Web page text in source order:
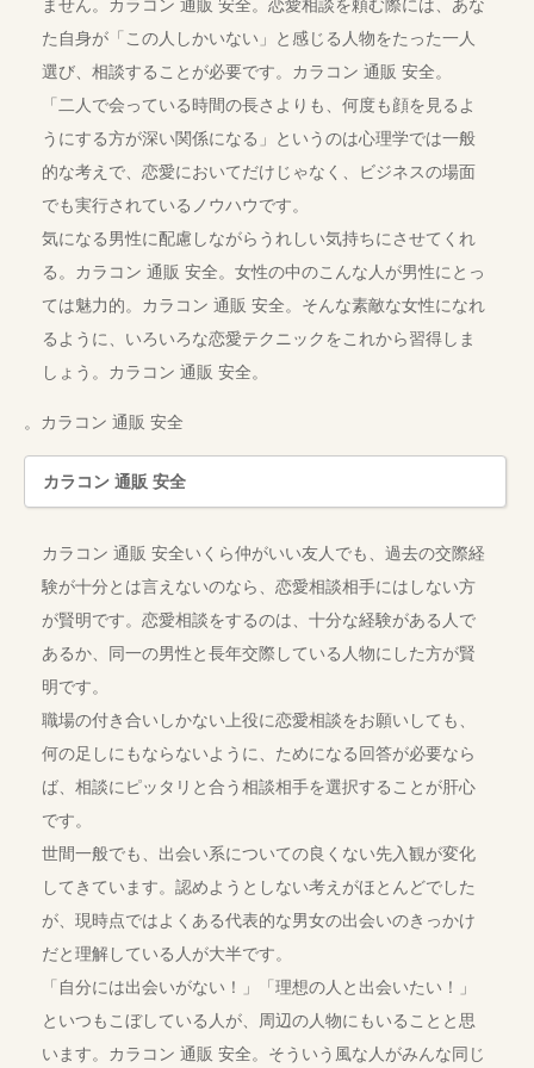
ません。カラコン 通販 安全。恋愛相談を頼む際には、あな
た自身が「この人しかいない」と感じる人物をたった一人
選び、相談することが必要です。カラコン 通販 安全。
「二人で会っている時間の長さよりも、何度も顔を見るよ
うにする方が深い関係になる」というのは心理学では一般
的な考えで、恋愛においてだけじゃなく、ビジネスの場面
でも実行されているノウハウです。
気になる男性に配慮しながらうれしい気持ちにさせてくれ
る。カラコン 通販 安全。女性の中のこんな人が男性にとっ
ては魅力的。カラコン 通販 安全。そんな素敵な女性になれ
るように、いろいろな恋愛テクニックをこれから習得しま
しょう。カラコン 通販 安全。
。カラコン 通販 安全
カラコン 通販 安全
カラコン 通販 安全いくら仲がいい友人でも、過去の交際経
験が十分とは言えないのなら、恋愛相談相手にはしない方
が賢明です。恋愛相談をするのは、十分な経験がある人で
あるか、同一の男性と長年交際している人物にした方が賢
明です。
職場の付き合いしかない上役に恋愛相談をお願いしても、
何の足しにもならないように、ためになる回答が必要なら
ば、相談にピッタリと合う相談相手を選択することが肝心
です。
世間一般でも、出会い系についての良くない先入観が変化
してきています。認めようとしない考えがほとんどでした
が、現時点ではよくある代表的な男女の出会いのきっかけ
だと理解している人が大半です。
「自分には出会いがない！」「理想の人と出会いたい！」
といつもこぼしている人が、周辺の人物にもいることと思
います。カラコン 通販 安全。そういう風な人がみんな同じ